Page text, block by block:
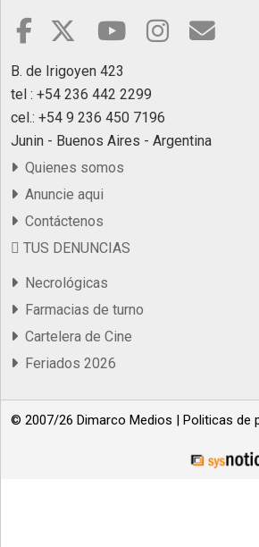
B. de Irigoyen 423
tel : +54 236 442 2299
cel.: +54 9 236 450 7196
Junin - Buenos Aires - Argentina
Quienes somos
Anuncie aqui
Contáctenos
TUS DENUNCIAS
Necrológicas
Farmacias de turno
Cartelera de Cine
Feriados 2026
© 2007/26 Dimarco Medios | Politicas de